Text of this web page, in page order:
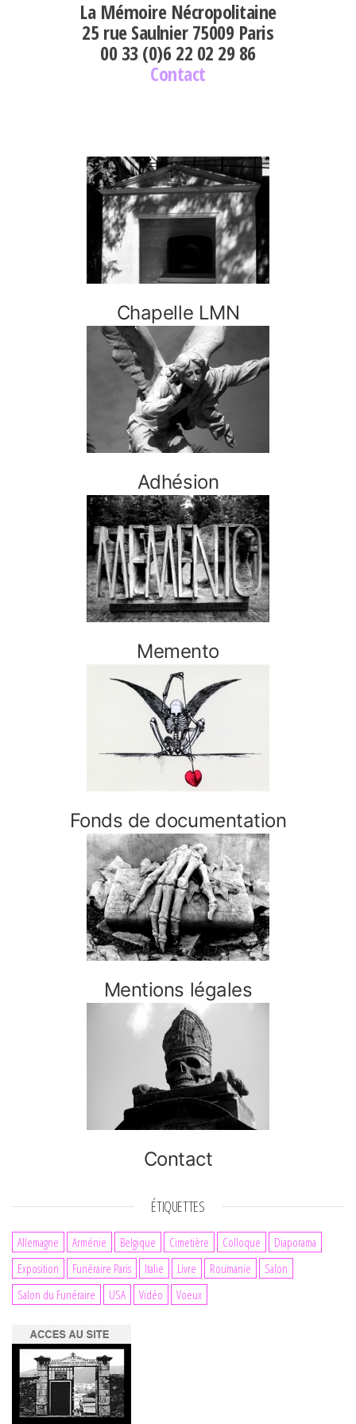
La Mémoire Nécropolitaine
25 rue Saulnier 75009 Paris
00 33 (0)6 22 02 29 86
Contact
Navigation de l’article
Article précédent
Chapelle LMN
Adhésion
Memento
Fonds de documentation
Mentions légales
Contact
ÉTIQUETTES
Allemagne Arménie Belgique Cimetière Colloque
Diaporama
Exposition
Funéraire Paris Italie Livre Roumanie
Salon
Salon du Funéraire
USA Vidéo Voeux